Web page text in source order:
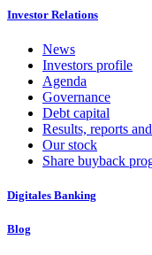
Investor Relations
News
Investors profile
Agenda
Governance
Debt capital
Results, reports
Our stock
Share buyback
Digitales Banking
Blog